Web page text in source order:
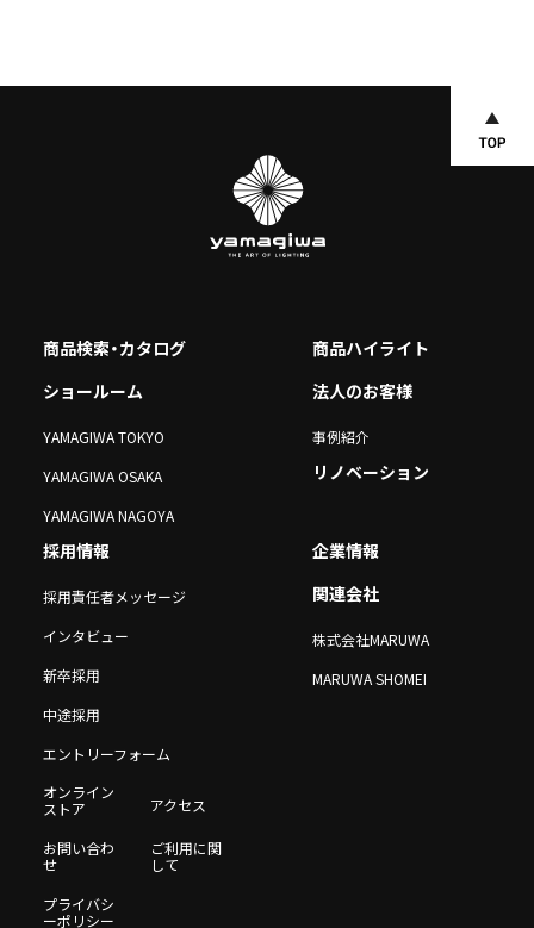
商品検索・カタログ
商品ハイライト
ショールーム
YAMAGIWA TOKYO
YAMAGIWA OSAKA
YAMAGIWA NAGOYA
法人のお客様
事例紹介
リノベーション
採用情報
採用責任者メッセージ
インタビュー
新卒採用
中途採用
エントリーフォーム
企業情報
関連会社
株式会社MARUWA
MARUWA SHOMEI
オンライン
ストア
アクセス
お問い合わ
せ
ご利用に関
して
プライバシ
ーポリシー